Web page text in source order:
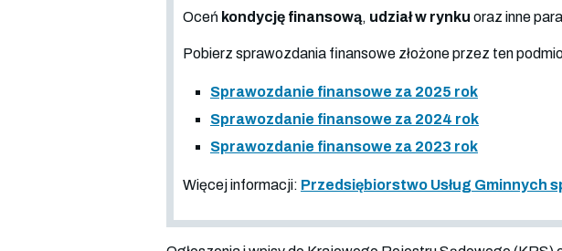
Oceń kondycję finansową, udział w rynku oraz inne
Pobierz sprawozdania finansowe złożone przez ten
Sprawozdanie finansowe za 2025 rok
Sprawozdanie finansowe za 2024 rok
Sprawozdanie finansowe za 2023 rok
Więcej informacji: Przedsiębiorstwo Usług Gminnych